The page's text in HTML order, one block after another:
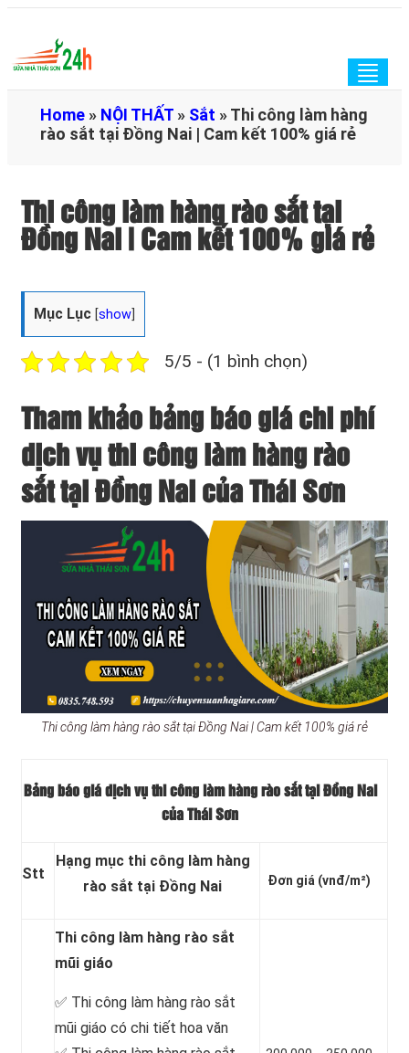
Home » NỘI THẤT » Sắt »Thi công làm hàng
rào sắt tại Đồng Nai | Cam kết 100% giá rẻ
Thi công làm hàng rào sắt tại
Đồng Nai | Cam kết 100% giá rẻ
Mục Lục [show
5/5 - (1 bình chọn)
Tham khảo bảng báo giá chi phí
dịch vụ thi công làm hàng rào
sắt tại Đồng Nai của Thái Sơn
Thi công làm hàng rào sắt tại Đồng Nai | Cam kết 100% giá rẻ
Bảng báo giá dịch vụ thi công làm hàng rào sắt tại Đồng Nai
của Thái Sơn
Stt
Hạng mục thi công làm hàng
rào sắt tại Đồng Nai
Đơn giá (vnđ/m²)
Thi công làm hàng rào sắt
mũi giáo
✅ Thi công làm hàng rào sắt
mũi giáo có chi tiết hoa văn